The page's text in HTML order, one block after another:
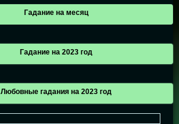
Гадание на месяц
Гадание на 2023 год
Любовные гадания на 2023 год